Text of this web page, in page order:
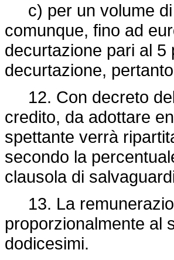
c) per un volume di
comunque, fino ad
decurtazione pari al
decurtazione,
12. Con decreto del
credito, da adottare
spettante verrà
secondo la
clausola di
13. La
proporzionalmente al
dodicesimi.